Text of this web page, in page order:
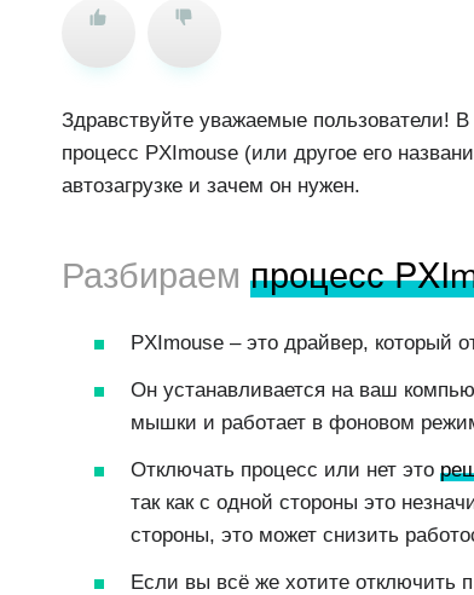
Здравствуйте уважаемые пользователи!
процесс PXImouse (или другое его
автозагрузке и зачем он нужен.
Разбираем процесс
PXImouse – это драйвер, который
Он устанавливается на ваш
мышки и работает в фоновом
Отключать процесс или нет это
так как с одной стороны это
стороны, это может снизить
Если вы всё же хотите отключить